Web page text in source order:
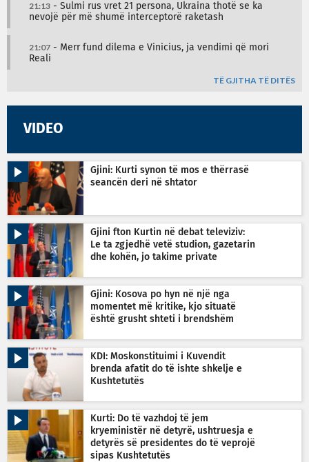
21:13 - Sulmi rus vret 21 persona, Ukraina thotë se ka
nevojë për më shumë interceptorë raketash
21:07 - Merr fund dilema e Vinicius, ja vendimi që mori
Reali
TË GJITHA TË DITËS
VIDEO
Gjini: Kurti synon të mos e thërrasë
seancën deri në shtator
Gjini fton Kurtin në debat televiziv:
Le ta zgjedhë vetë studion, gazetarin
dhe kohën, jo takime private
Gjini: Kosova po hyn në një nga
momentet më kritike, kjo situatë
është grusht shteti i brendshëm
KDI: Moskonstituimi i Kuvendit
brenda afatit do të ishte shkelje e
Kushtetutës
Kurti: Do të vazhdoj të jem
kryeministër në detyrë, ushtruesja e
detyrës së presidentes do të veprojë
sipas Kushtetutës